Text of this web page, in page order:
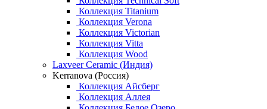
Коллекция Titanium
Коллекция Verona
Коллекция Victorian
Коллекция Vitta
Коллекция Wood
Laxveer Ceramic (Индия)
Kerranova (Россия)
Коллекция Айсберг
Коллекция Аллея